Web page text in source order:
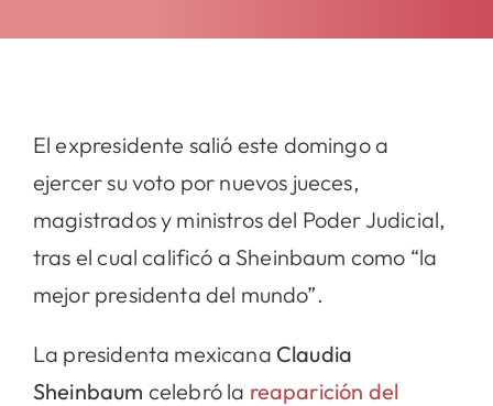
El expresidente salió este domingo a
ejercer su voto por nuevos jueces,
magistrados y ministros del Poder Judicial,
tras el cual calificó a Sheinbaum como “la
mejor presidenta del mundo”.
La presidenta mexicana Claudia
Sheinbaum celebró la reaparición del